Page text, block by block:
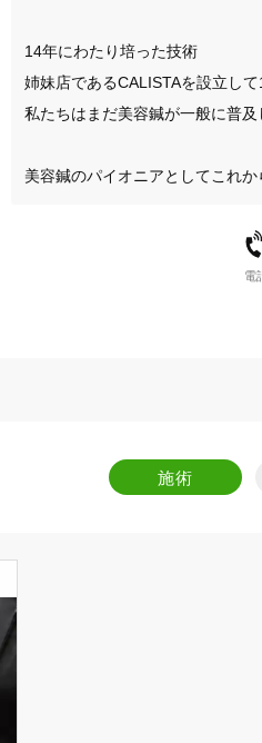
14年にわたり培った技術
姉妹店であるCALISTAを設立して
私たちはまだ美容鍼が一般に普及
美容鍼のパイオニアとしてこれ
電
施術